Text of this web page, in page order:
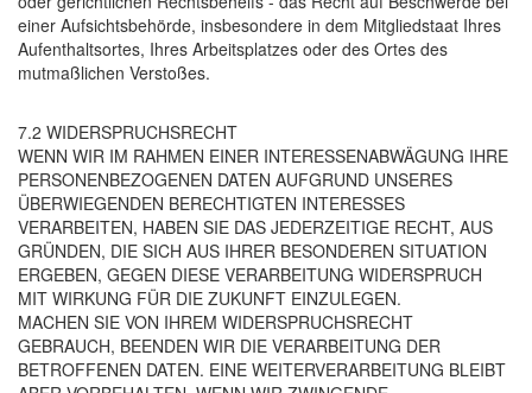
einer Aufsichtsbehörde, insbesondere in dem Mitgliedstaat Ihres
Aufenthaltsortes, Ihres Arbeitsplatzes oder des Ortes des
mutmaßlichen Verstoßes.
7.2 WIDERSPRUCHSRECHT
WENN WIR IM RAHMEN EINER INTERESSENABWÄGUNG IHRE
PERSONENBEZOGENEN DATEN AUFGRUND UNSERES
ÜBERWIEGENDEN BERECHTIGTEN INTERESSES
VERARBEITEN, HABEN SIE DAS JEDERZEITIGE RECHT, AUS
GRÜNDEN, DIE SICH AUS IHRER BESONDEREN SITUATION
ERGEBEN, GEGEN DIESE VERARBEITUNG WIDERSPRUCH
MIT WIRKUNG FÜR DIE ZUKUNFT EINZULEGEN.
MACHEN SIE VON IHREM WIDERSPRUCHSRECHT
GEBRAUCH, BEENDEN WIR DIE VERARBEITUNG DER
BETROFFENEN DATEN. EINE WEITERVERARBEITUNG BLEIBT